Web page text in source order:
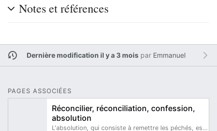
Notes et références
Dernière modification il y a 3 moispar Emmanuel
PAGES ASSOCIÉES
Réconcilier, réconciliation, confession,
absolution
L'absolution, qui consiste à remettre les péchés, est une partie essentielle du sacrement de Réconciliation.